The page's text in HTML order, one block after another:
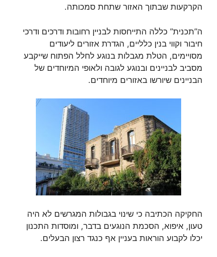
הקרקעות שבתוך האזור שתחת סמכותה.
ה”תכנית” כללה התייחסות לבניין רחובות ודרכים ודרכי
חיבור וקווי בנין כלליים, הגדרת אזורים ליעודים
מסויימים, הטלת מגבלות בנוגע לחלל הפתוח שייקבע
מסביב לבניינים ובנוגע לגובה ולאופי המיוחדים של
הבניינים שיורשו באזורים מיוחדים.
החקיקה הכתיבה כי שינוי בגבולות המגרשים לא היה
טעון, איפוא, הסכמת הנוגעים בדבר, ומוסדות התכנון
יכלו לקבוע הוראות בעניין אף כנגד רצון הבעלים.